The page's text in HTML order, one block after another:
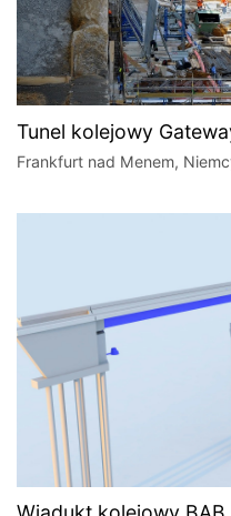
Tunel kolejowy
Frankfurt nad Menem,